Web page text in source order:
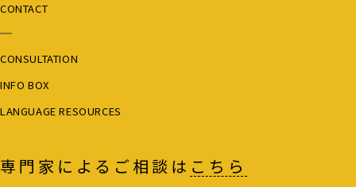
CONTACT
CONSULTATION
INFO BOX
LANGUAGE RESOURCES
専門家によるご相談は こちら